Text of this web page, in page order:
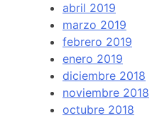
abril 2019
marzo 2019
febrero 2019
enero 2019
diciembre 2018
noviembre 2018
octubre 2018